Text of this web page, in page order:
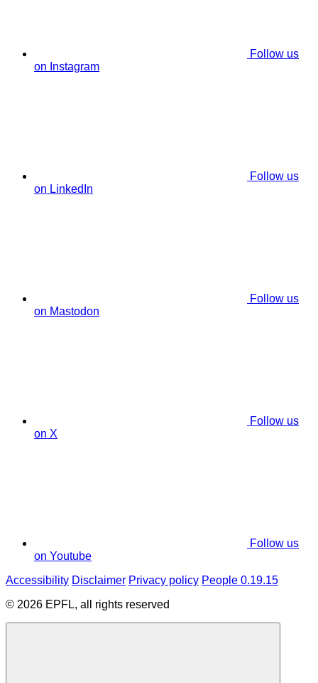
Follow us
on Instagram
Follow us
on LinkedIn
Follow us
on Mastodon
Follow us
on X
Follow us
on Youtube
Accessibility Disclaimer Privacy policy People 0.19.15
© 2026 EPFL, all rights reserved